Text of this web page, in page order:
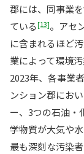
郡には、同事業
ている[13]。アセ
に含まれるほど
業によって環境
2023年、各事業
ンション郡にお
ー、3つの石油・
学物質が大気や
最も深刻な汚染